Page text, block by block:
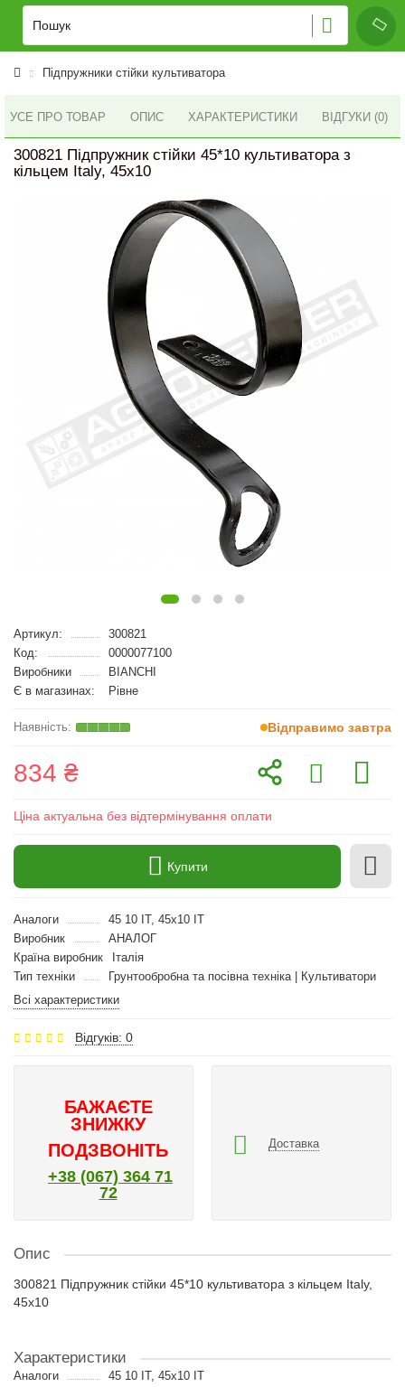
Підпружники стійки культиватора
УСЕ ПРО ТОВАР ОПИС ХАРАКТЕРИСТИКИ ВІДГУКИ (0)
300821 Підпружник стійки 45*10 культиватора з
кільцем Italy, 45x10
Артикул:
300821
Код:
0000077100
Виробники
BIANCHI
Є в магазинах:
Рівне
Відправимо завтра
834 ₴
Ціна актуальна без відтермінування оплати
Купити
Аналоги
45 10 IT, 45x10 IT
Виробник
АНАЛОГ
Країна виробник
Італія
Тип техніки
Грунтообробна та посівна техніка | Культиватори
Всі характеристики
Відгуків: 0
БАЖАЄТЕ
ЗНИЖКУ
ПОДЗВОНІТЬ
+38 (067) 364 71
72
Доставка
Опис
300821 Підпружник стійки 45*10 культиватора з кільцем Italy,
45x10
Характеристики
Аналоги
45 10 IT, 45x10 IT